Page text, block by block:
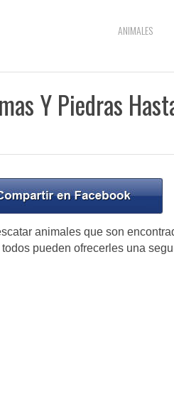
ANIMALES
Y Piedras
animales que son
pueden ofrecerles una